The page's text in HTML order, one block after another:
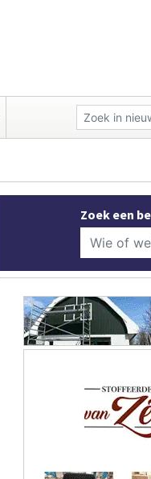
Zoek een